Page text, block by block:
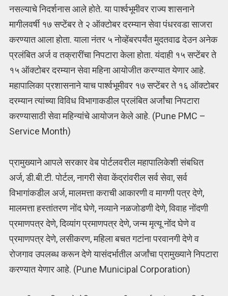
नसल्याचे निदर्शनास आले होते. या पार्श्‍वभूमीवर राज्य शासनाने
मागीलवर्षी १७ सप्टेंबर ते २ ऑक्टोबर दरम्यान सेवा पंधरवडा साजरा
करण्यात आला होता. याला नंतर ५ नोव्हेंबरपर्यंत मुदतवाढ देउन अनेक
प्रलंबित अर्ज व तक्रारींचा निपटारा केला होता. यंदाही १५ सप्टेंबर ते
१५ ऑक्टोबर दरम्यान सेवा महिना आयोजीत करण्यात येणार आहे.
महापालिका प्रशासनाने याच पार्श्‍वभूमीवर १७ सप्टेंबर ते १६ ऑक्टोबर
दरम्यान त्यांच्या विविध विभागाकडील प्रलंबित अर्जांचा निपटारा
करण्यासाठी सेवा महिन्यांचे आयोजन केले आहे. (Pune PMC –
Service Month)
प्रामुख्याने आपले सरकार वेब पोर्टलवरील महापालिकेशी संबधित
अर्ज, डी.बी.टी. पोर्टल, नागरी सेवा केंद्रांवरील सर्व सेवा, सर्व
विभागांकडील अर्ज, मालमत्ता कराची आकारणी व मागणी पत्र देणे,
मालमत्ता हस्तांतरण नोंद घेणे, नव्याने नळजोडणी देणे, विवाह नोंदणी
प्रमाणपत्र देणे, दिव्यांग प्रमाणपत्र देणे, जन्म मृत्यू नोंद घेणे व
प्रमाणपत्र देणे, लसीकरण, महिला बचत गटांना परवानगी देणे व
रोजगाव उपलब्ध करून देणे यासंदर्भातील अर्जांचा प्रामुख्याने निपटारा
करण्यात येणार आहे. (Pune Municipal Corporation)